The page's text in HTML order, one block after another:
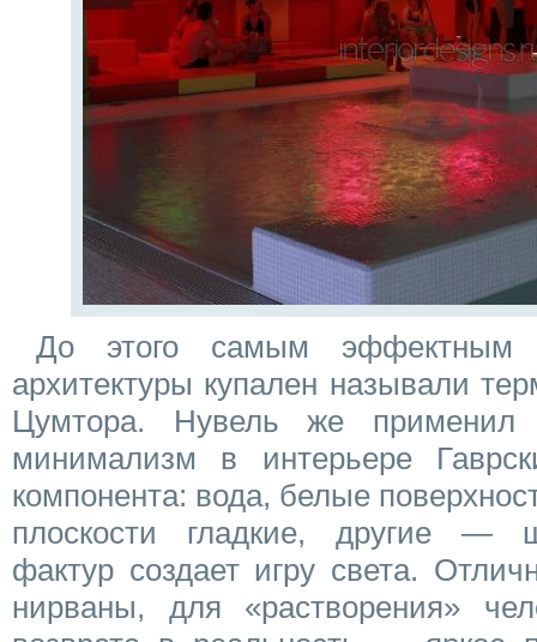
До этого самым эффектным
архитектуры купален называли
Цумтора. Нувель же применил
минимализм в интерьере
компонента: вода, белые
плоскости гладкие, другие —
фактур создает игру света.
нирваны, для «растворения»